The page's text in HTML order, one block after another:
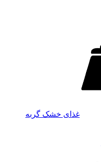
غذای خشک گربه